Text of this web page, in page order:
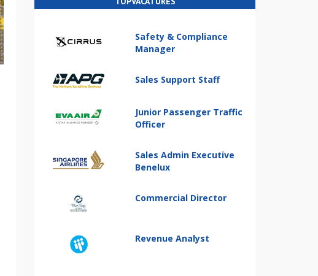
Safety & Compliance
Manager
Sales Support Staff
Junior Passenger Traffic
Officer
Sales Admin Executive
Benelux
Commercial Director
Revenue Analyst